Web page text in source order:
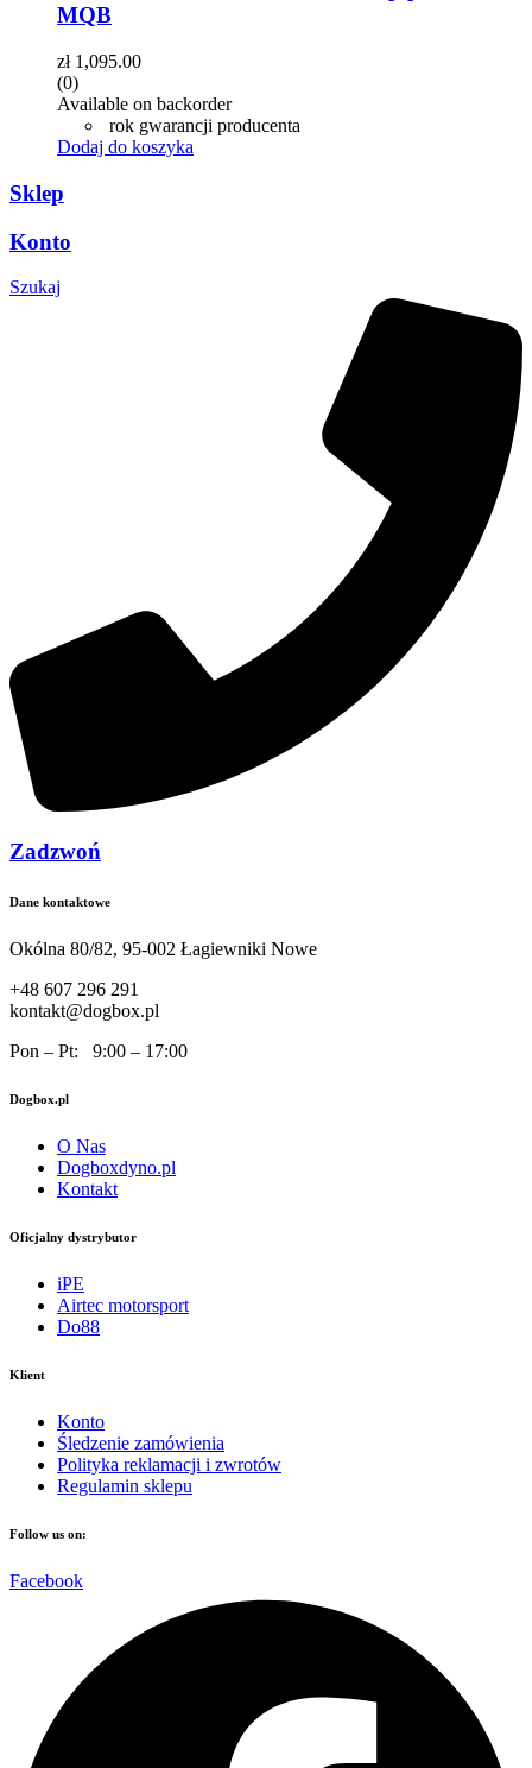
MQB
zł1,095.00
(0)
Available on backorder
rok gwarancji producenta
Dodaj do koszyka
Sklep
Konto
Szukaj
Zadzwoń
Dane kontaktowe
Okólna 80/82, 95-002 Łagiewniki Nowe
+48 607 296 291
kontakt@dogbox.pl
Pon – Pt: 9:00 – 17:00
Dogbox.pl
O Nas
Dogboxdyno.pl
Kontakt
Oficjalny dystrybutor
iPE
Airtec motorsport
Do88
Klient
Konto
Śledzenie zamówienia
Polityka reklamacji i zwrotów
Regulamin sklepu
Follow us on:
Facebook